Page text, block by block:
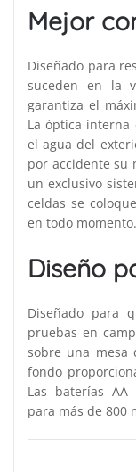
Mejor
Diseñado para
suceden en la
garantiza el
La óptica
el agua del
por accidente su
un exclusivo
celdas se
en todo momento.
Diseño
Diseñado para
pruebas en
sobre una mesa
fondo
Las baterías
para más de 800